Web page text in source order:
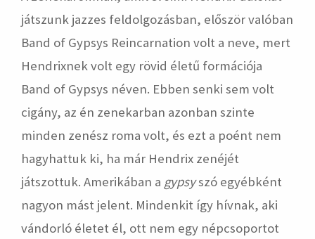
játszunk jazzes feldolgozásban, először valóban
Band of Gypsys Reincarnation volt a neve, mert
Hendrixnek volt egy rövid életű formációja
Band of Gypsys néven. Ebben senki sem volt
cigány, az én zenekarban azonban szinte
minden zenész roma volt, és ezt a poént nem
hagyhattuk ki, ha már Hendrix zenéjét
játszottuk. Amerikában a gypsyszó egyébként
nagyon mást jelent. Mindenkit így hívnak, aki
vándorló életet él, ott nem egy népcsoportot